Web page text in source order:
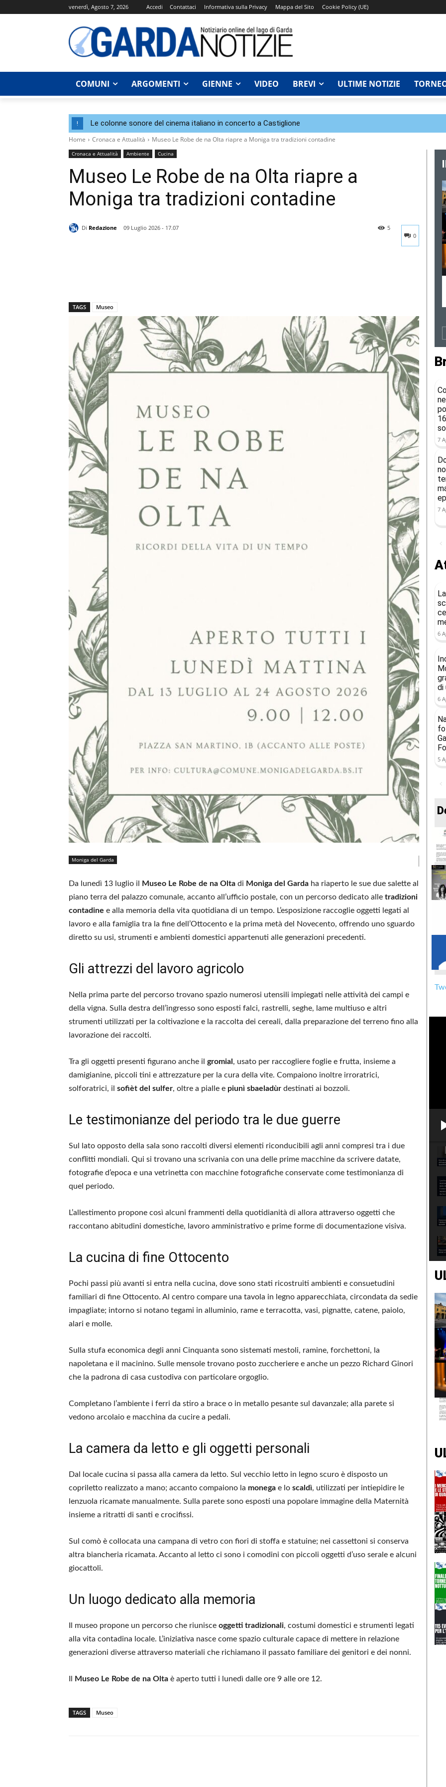
venerdì, Agosto 7, 2026 Accedi Contattaci Informativa sulla Privacy Mappa del Sito Cookie Policy (UE)
COMUNI ARGOMENTI GIENNE VIDEO BREVI ULTIME NOTIZIE
! Le colonne sonore del cinema italiano in concerto a Castiglione
Home Cronaca e Attualità Museo Le Robe de na Olta riapre a Moniga tra tradizioni contadine
Cronaca e Attualità Ambiente Cucina
Museo Le Robe de na Olta riapre a
Moniga tra tradizioni contadine
Di Redazione
09 Luglio 2026 - 17.07
0
5
TAGS Museo
Moniga del Garda
Da lunedì 13 luglio il Museo Le Robe de na Olta di Moniga del Garda ha riaperto le sue due salette al
piano terra del palazzo comunale, accanto all’ufficio postale, con un percorso dedicato alle tradizioni
contadine e alla memoria della vita quotidiana di un tempo. L’esposizione raccoglie oggetti legati al
lavoro e alla famiglia tra la fine dell’Ottocento e la prima metà del Novecento, offrendo uno sguardo
diretto su usi, strumenti e ambienti domestici appartenuti alle generazioni precedenti.
Gli attrezzi del lavoro agricolo
Nella prima parte del percorso trovano spazio numerosi utensili impiegati nelle attività dei campi e
della vigna. Sulla destra dell’ingresso sono esposti falci, rastrelli, seghe, lame multiuso e altri
strumenti utilizzati per la coltivazione e la raccolta dei cereali, dalla preparazione del terreno fino alla
lavorazione dei raccolti.
Tra gli oggetti presenti figurano anche il gromial , usato per raccogliere foglie e frutta, insieme a
damigianine, piccoli tini e attrezzature per la cura della vite. Compaiono inoltre irroratrici,
solforatrici, il sofièt del sulfer, oltre a pialle e piunì sbaeladùr destinati ai bozzoli.
Le testimonianze del periodo tra le due guerre
Sul lato opposto della sala sono raccolti diversi elementi riconducibili agli anni compresi tra i due
conflitti mondiali. Qui si trovano una scrivania con una delle prime macchine da scrivere datate,
fotografie d’epoca e una vetrinetta con macchine fotografiche conservate come testimonianza di
quel periodo.
L’allestimento propone così alcuni frammenti della quotidianità di allora attraverso oggetti che
raccontano abitudini domestiche, lavoro amministrativo e prime forme di documentazione visiva.
La cucina di fine Ottocento
Pochi passi più avanti si entra nella cucina, dove sono stati ricostruiti ambienti e consuetudini
familiari di fine Ottocento. Al centro compare una tavola in legno apparecchiata, circondata da sedie
impagliate; intorno si notano tegami in alluminio, rame e terracotta, vasi, pignatte, catene, paiolo,
alari e molle.
Sulla stufa economica degli anni Cinquanta sono sistemati mestoli, ramine, forchettoni, la
napoletana e il macinino. Sulle mensole trovano posto zuccheriere e anche un pezzo Richard Ginori
che la padrona di casa custodiva con particolare orgoglio.
Completano l’ambiente i ferri da stiro a brace o in metallo pesante sul davanzale; alla parete si
vedono arcolaio e macchina da cucire a pedali.
La camera da letto e gli oggetti personali
Dal locale cucina si passa alla camera da letto. Sul vecchio letto in legno scuro è disposto un
copriletto realizzato a mano; accanto compaiono la monega e lo scaldì, utilizzati per intiepidire le
lenzuola ricamate manualmente. Sulla parete sono esposti una popolare immagine della Maternità
insieme a ritratti di santi e crocifissi.
Sul comò è collocata una campana di vetro con fiori di stoffa e statuine; nei cassettoni si conserva
altra biancheria ricamata. Accanto al letto ci sono i comodini con piccoli oggetti d’uso serale e alcuni
giocattoli.
Un luogo dedicato alla memoria
Il museo propone un percorso che riunisce oggetti tradizionali, costumi domestici e strumenti legati
alla vita contadina locale. L’iniziativa nasce come spazio culturale capace di mettere in relazione
generazioni diverse attraverso materiali che richiamano il passato familiare dei genitori e dei nonni.
Museo Le Robe de na Olta è aperto tutti i lunedì dalle ore 9 alle ore 12.
TAGS Museo
7
7
6
di
6
5